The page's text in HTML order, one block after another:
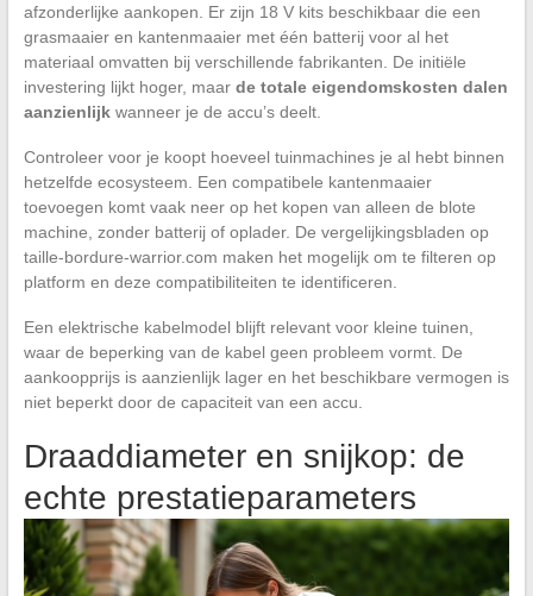
afzonderlijke aankopen. Er zijn 18 V kits beschikbaar die een
grasmaaier en kantenmaaier met één batterij voor al het
materiaal omvatten bij verschillende fabrikanten. De initiële
investering lijkt hoger, maar de totale eigendomskosten dalen
aanzienlijkwanneer je de accu’s deelt.
Controleer voor je koopt hoeveel tuinmachines je al hebt binnen
hetzelfde ecosysteem. Een compatibele kantenmaaier
toevoegen komt vaak neer op het kopen van alleen de blote
machine, zonder batterij of oplader. De vergelijkingsbladen op
taille-bordure-warrior.com maken het mogelijk om te filteren op
platform en deze compatibiliteiten te identificeren.
Een elektrische kabelmodel blijft relevant voor kleine tuinen,
waar de beperking van de kabel geen probleem vormt. De
aankoopprijs is aanzienlijk lager en het beschikbare vermogen is
niet beperkt door de capaciteit van een accu.
Draaddiameter en snijkop: de
echte prestatieparameters